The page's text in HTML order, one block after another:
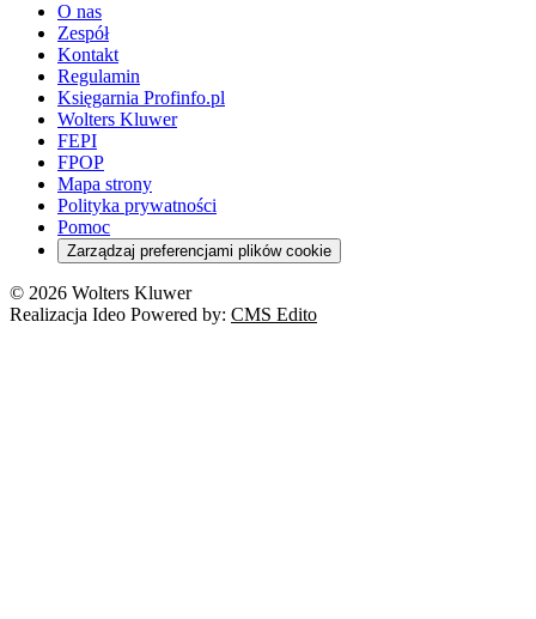
O nas
Zespół
Kontakt
Regulamin
Księgarnia Profinfo.pl
Wolters Kluwer
FEPI
FPOP
Mapa strony
Polityka prywatności
Pomoc
Zarządzaj preferencjami plików cookie
© 2026 Wolters Kluwer
Realizacja Ideo Powered by: CMS Edito